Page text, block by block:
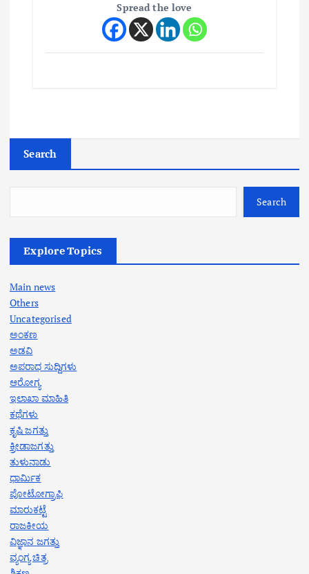
Spread the love
Search
Search
Explore Topics
Main news
Others
Uncategorised
ಅಂಕಣ
ಅಡವಿ
ಅಪರಾಧ ಸುದ್ದಿಗಳು
ಆರೋಗ್ಯ
ಇಲಾಖಾ ಮಾಹಿತಿ
ಕಥೆಗಳು
ಕೃಷಿ ಜಗತ್ತು
ಕ್ರೀಡಾಜಗತ್ತು
ತುಳುನಾಡು
ಧಾರ್ಮಿಕ
ಪೋಟೋಗ್ರಾಫಿ
ಮಾರುಕಟ್ಟೆ
ರಾಜಕೀಯ
ವಿಜ್ಞಾನ ಜಗತ್ತು
ವ್ಯಂಗ್ಯ ಚಿತ್ರ